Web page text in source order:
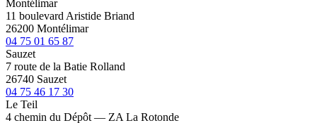
Montélimar
11 boulevard Aristide Briand
26200 Montélimar
04 75 01 65 87
Sauzet
7 route de la Batie Rolland
26740 Sauzet
04 75 46 17 30
Le Teil
4 chemin du Dépôt — ZA La Rotonde